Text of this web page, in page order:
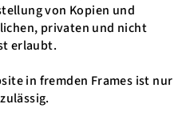
von Kopien und
privaten und nicht
erlaubt.
in fremden Frames ist nur